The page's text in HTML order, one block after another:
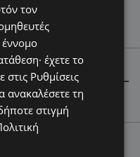
ταχύτητα σε
κυριάρχησε στους
μόνο ένας αριθμός –
η πραγματική μας
τον
έννομο
έχετε το
στις Ρυθμίσεις
ανακαλέσετε τη
στιγμή